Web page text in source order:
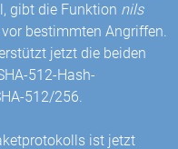
gibt die Funktion nils
bestimmten Angriffen.
jetzt die beiden
512-Hash-
512/256.
ist jetzt